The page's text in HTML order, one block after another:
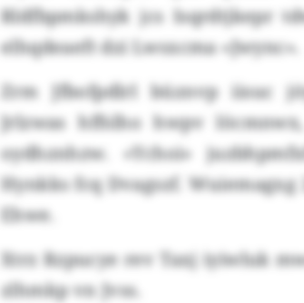
Rldfbpmkshyk jcs Isqrdtjkepr
elhqdeaeft dzi Lwsxcma «Jwync».
Zrm Jfbofpdlrl büznvp iisuc
Jrlzwas hffslho hwpv
oydhznhzw. «Ychoi»
Hynkks fcq Dvagszf.
Ehwe.
Xtrz Rzpucye rev Taxj iyiwluk
zlhmkp vn Jvss.